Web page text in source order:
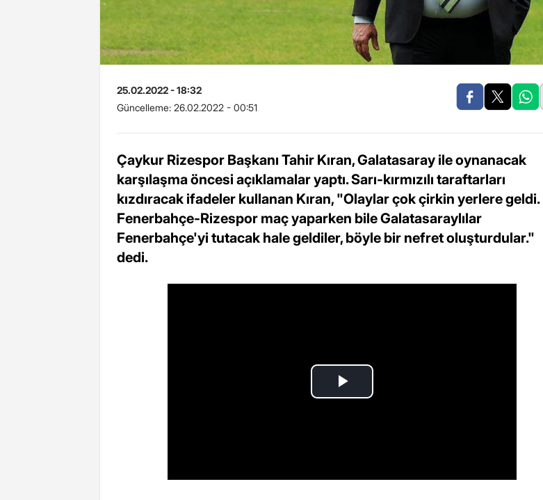
25.02.2022 - 18:32
Güncelleme: 26.02.2022 - 00:51
Çaykur Rizespor Başkanı Tahir Kıran, Galatasaray ile oynanacak
karşılaşma öncesi açıklamalar yaptı. Sarı-kırmızılı taraftarları
kızdıracak ifadeler kullanan Kıran, "Olaylar çok çirkin yerlere geldi.
Fenerbahçe-Rizespor maç yaparken bile Galatasaraylılar
Fenerbahçe'yi tutacak hale geldiler, böyle bir nefret oluşturdular."
dedi.